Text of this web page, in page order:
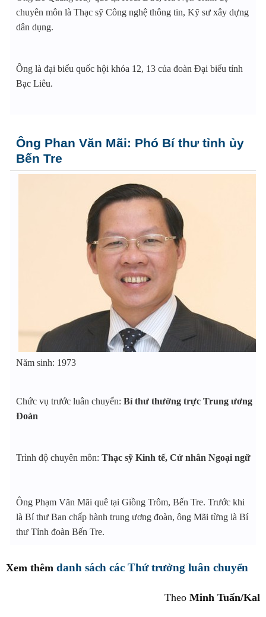
chuyên môn là Thạc sỹ Công nghệ thông tin, Kỹ sư xây dựng
dân dụng.
Ông là đại biểu quốc hội khóa 12, 13 của đoàn Đại biểu tỉnh
Bạc Liêu.
Ông Phan Văn Mãi: Phó Bí thư tỉnh ủy
Bến Tre
Năm sinh: 1973
Chức vụ trước luân chuyển: Bí thư thường trực Trung ương
Đoàn
Trình độ chuyên môn: Thạc sỹ Kinh tế, Cử nhân Ngoại ngữ
Ông Phạm Văn Mãi quê tại Giồng Trôm, Bến Tre. Trước khi
là Bí thư Ban chấp hành trung ương đoàn, ông Mãi từng là Bí
thư Tỉnh đoàn Bến Tre.
Xem thêm danh sách các Thứ trưởng luân chuyển
Theo Minh Tuấn/Kal